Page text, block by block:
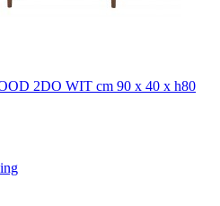
2DO WIT cm 90 x 40 x h80